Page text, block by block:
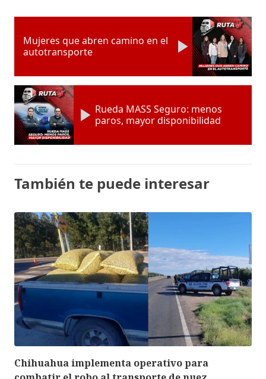
Mujeres que abren camino en el
autotransporte
Rueda MASS Seguro: menos
paros, mayor disponibilidad
También te puede interesar
Chihuahua implementa operativo para